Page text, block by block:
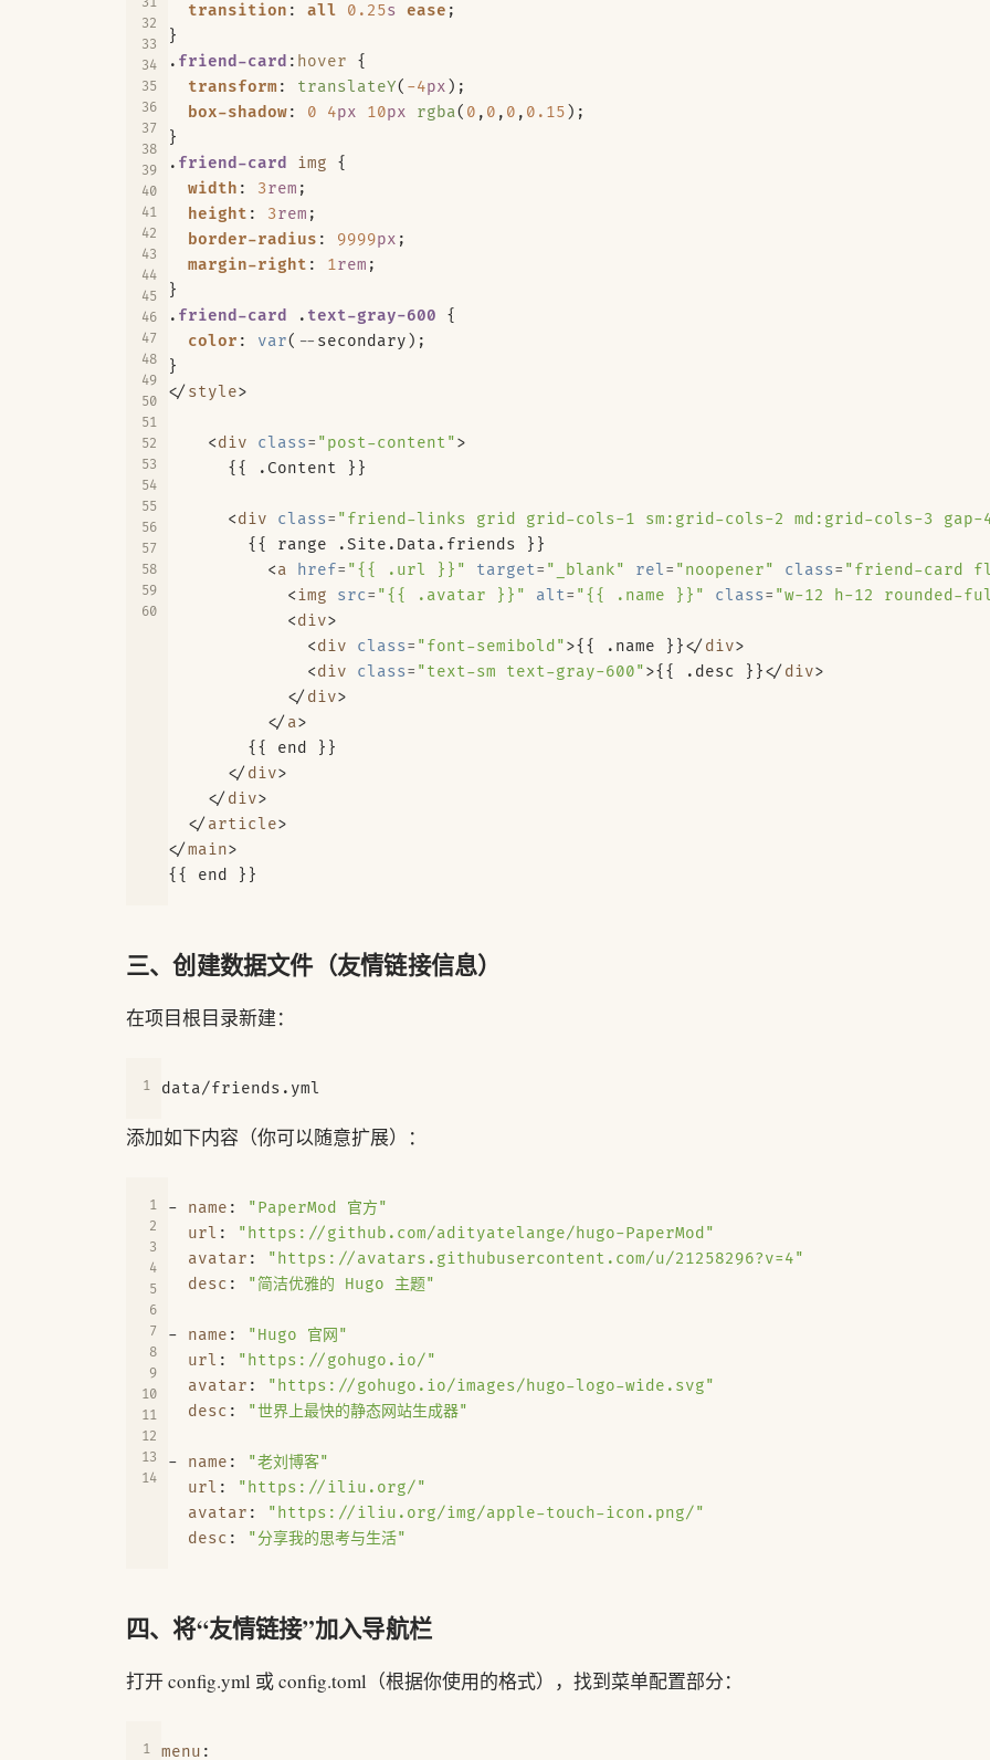
transition : all 0.25s ease ;
}
. friend-card : hover
{
transform : translateY( -4px );
box-shadow: 0 4px 10px rgba( 0 , 0 , 0 , 0.15 );
}
. friend-card img
{
width : 3rem ;
height : 3rem ;
border-radius : 9999px ;
margin-right : 1rem ;
}
. friend-card . text-gray-600
{
color : var( -- secondary );
}
</ style>
<div class= "post-content">
<div class= "friend-links grid grid-cols-1 sm:grid-cols-2 md:grid-cols-3 gap-4
<a href= "{{ .url }}" target= "_blank" rel= "noopener" class= "friend-card
<img src= "{{ .avatar }}" alt= "{{ .name }}" class= "w-12 h-12 rounded-
<div>
<div class= "font-semibold">{{ .name }}</ div>
<div class= "text-sm text-gray-600">{{ .desc }}</ div>
</ div>
</ a>
</ div>
</ div>
</ article>
</main>
三、创建数据文件（友情链接信息）
在项目根目录新建：
添加如下内容（你可以随意扩展）：
- name :
"PaperMod 官方"
url :
"https://github.com/adityatelange/hugo-PaperMod"
avatar :
"https://avatars.githubusercontent.com/u/21258296?v=4"
desc : "简洁优雅的 Hugo 主题"
- name :
"Hugo 官网"
url :
"https://gohugo.io/"
avatar :
"https://gohugo.io/images/hugo-logo-wide.svg"
desc : "世界上最快的静态网站生成器"
- name :
"老刘博客"
url :
"https://iliu.org/"
avatar :
"https://iliu.org/img/apple-touch-icon.png/"
desc : "分享我的思考与生活"
四、将“友情链接”加入导航栏
打开 config.yml 或 config.toml（根据你使用的格式），找到菜单配置部分：
menu :